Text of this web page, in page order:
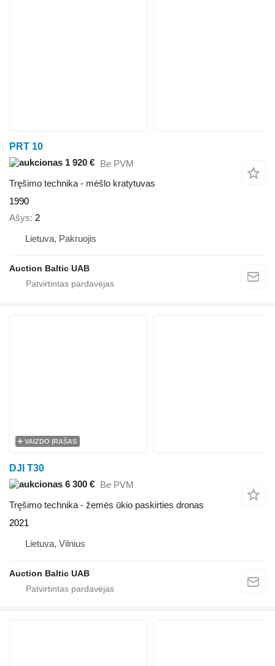
PRT 10
1 920 € Be PVM
Tręšimo technika - mėšlo kratytuvas
1990
Ašys 2
Lietuva, Pakruojis
Auction Baltic UAB
VAIZDO ĮRAŠAS
DJI T30
6 300 € Be PVM
Tręšimo technika - žemės ūkio paskirties dronas
2021
Lietuva, Vilnius
Auction Baltic UAB